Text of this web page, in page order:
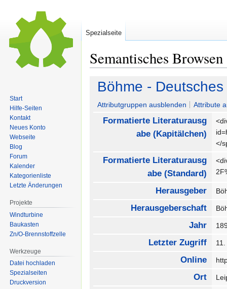
Semantisches Browsen
Zur
Navigation
springen
Zur
Suche
springen
Böhme -
Attributgruppen ausblenden Attribute
Formatierte Literaturausg
abe (Kapitälchen)
</
Formatierte Literaturausg
abe (Standard)
Herausgeber
Herausgeberschaft
Jahr
Letzter Zugriff
Online
Ort
Spezialseite
Start
Hilfe-Seiten
Kontakt
Neues Konto
Webseite
Blog
Forum
Kalender
Kategorienliste
Letzte Änderungen
Projekte
Windturbine
Baukasten
Zn/O-Brennstoffzelle
Werkzeuge
Datei hochladen
Spezialseiten
Druckversion